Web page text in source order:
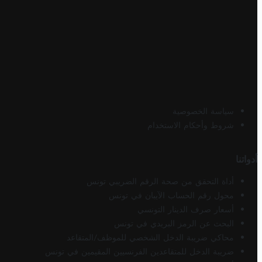
سياسة الخصوصية
شروط وأحكام الاستخدام
أدواتنا
أداة التحقق من صحة الرقم الضريبي تونس
محول رقم الحساب الآيبان في تونس
أسعار صرف الدينار التونسي
البحث عن الرمز البريدي في تونس
محاكي ضريبة الدخل الشخصي للموظف/المتقاعد
ضريبة الدخل للمتقاعدين الفرنسيين المقيمين في تونس